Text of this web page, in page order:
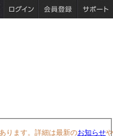
ります。詳細は最新のお知らせや